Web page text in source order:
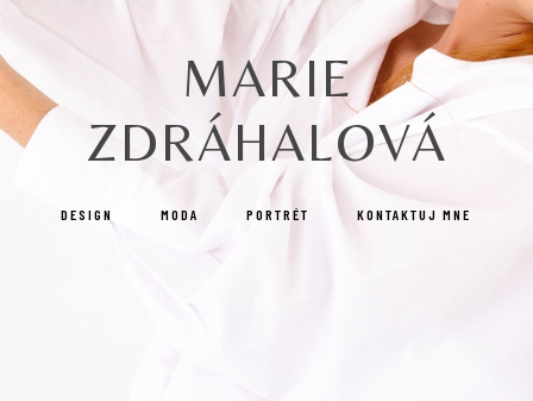
MARIE
ZDRÁHALOVÁ
DESIGN MODA PORTRÉT KONTAKTUJ MNE